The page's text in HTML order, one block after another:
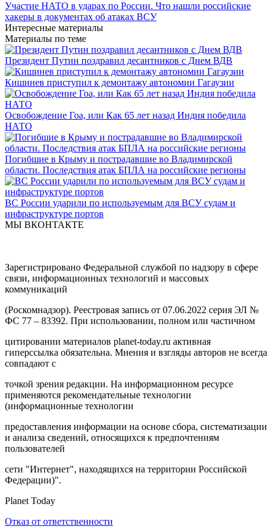
Участие НАТО в ударах по России. Что нашли российские
хакеры в документах об атаках ВСУ
Интересные материалы
Материалы по теме
Президент Путин поздравил десантников с Днем ВДВ
Кишинев приступил к демонтажу автономии Гагаузии
Освобождение Гоа, или Как 65 лет назад Индия победила
НАТО
Погибшие в Крыму и пострадавшие во Владимирской
области. Последствия атак БПЛА на российские регионы
ВС России ударили по используемым для ВСУ судам и
инфраструктуре портов
МЫ ВКОНТАКТЕ
Зарегистрировано Федеральной службой по надзору в сфере
связи, информационных технологий и массовых
коммуникаций
(Роскомнадзор). Реестровая запись от 07.06.2022 серия ЭЛ №
ФС 77 – 83392. При использовании, полном или частичном
цитировании материалов planet-today.ru активная
гиперссылка обязательна. Мнения и взгляды авторов не всегда
совпадают с
точкой зрения редакции. На информационном ресурсе
применяются рекомендательные технологии
(информационные технологии
предоставления информации на основе сбора, систематизации
и анализа сведений, относящихся к предпочтениям
пользователей
сети "Интернет", находящихся на территории Российской
Федерации)".
Planet Today
Отказ от ответственности